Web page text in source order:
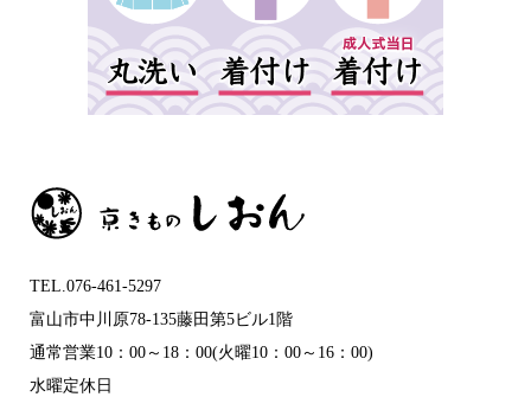
TEL.076-461-5297
富山市中川原78-135藤田第5ビル1階
通常営業10：00～18：00(火曜10：00～16：00)
水曜定休日